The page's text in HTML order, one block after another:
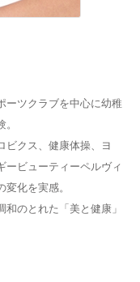
ーツクラブを中心に幼稚
ビクス、健康体操、ヨ
ービューティーペルヴィ
化を実感。
のとれた「美と健康」